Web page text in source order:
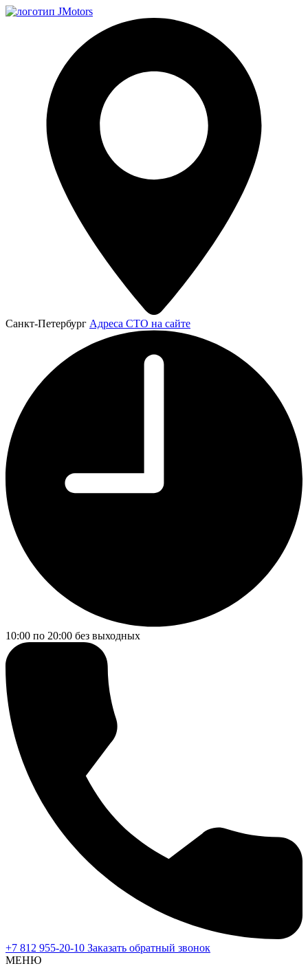
Санкт-Петербург Адреса СТО на сайте
10:00 по 20:00 без выходных
+7 812 955-20-10 Заказать обратный звонок
МЕНЮ